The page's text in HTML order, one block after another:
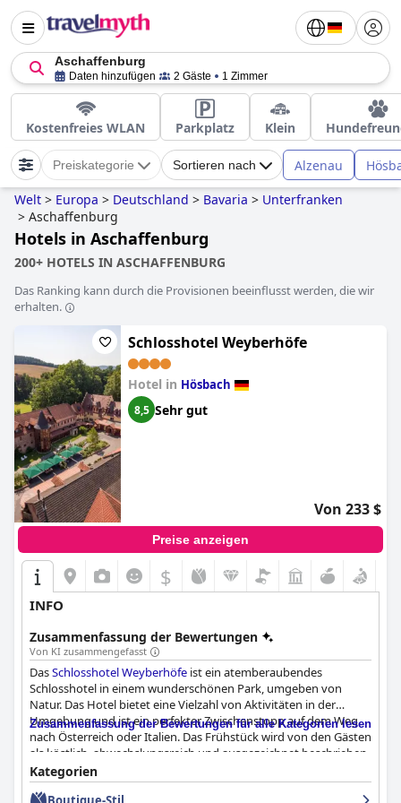
Aschaffenburg
Daten hinzufügen 2 Gäste 1 Zimmer
Kostenfreies WLAN Parkplatz Klein
Preiskategorie Sortieren nach Alzenau
Welt > Europa > Deutschland > Bavaria > Unterfranken
> Aschaffenburg
Hotels in Aschaffenburg
200+ HOTELS IN ASCHAFFENBURG
Das Ranking kann durch die Provisionen beeinflusst werden, die wir
erhalten.
Schlosshotel Weyberhöfe
Hotel in Hösbach
8,5 Sehr gut
Von 233 $
Preise anzeigen
$
INFO
Zusammenfassung der Bewertungen
Von KI zusammengefasst
DasSchlosshotel Weyberhöfe ist ein atemberaubendes
Schlosshotel in einem wunderschönen Park, umgeben von
Natur. Das Hotel bietet eine Vielzahl von Aktivitäten in der
Umgebung und ist ein perfekter Zwischenstopp auf dem Weg
nach Österreich oder Italien. Das Frühstück wird von den Gästen
als köstlich, abwechslungsreich und ausgezeichnet beschrieben.
Das Abendessen im hoteleigenen Restaurant wurde von den
Gästen hoch gelobt. Viele beschrieben das Essen als
Zusammenfassung der Bewertungen für alle Kategorien lesen
Kategorien